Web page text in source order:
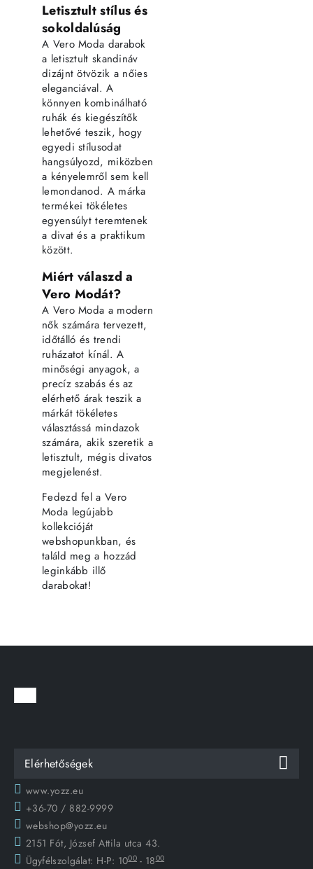
Letisztult stílus és
sokoldalúság
A Vero Moda darabok
a letisztult skandináv
dizájnt ötvözik a nőies
eleganciával. A
könnyen kombinálható
ruhák és kiegészítők
lehetővé teszik, hogy
egyedi stílusodat
hangsúlyozd, miközben
a kényelemről sem kell
lemondanod. A márka
termékei tökéletes
egyensúlyt teremtenek
a divat és a praktikum
között.
Miért válaszd a
Vero Modát?
A Vero Moda a modern
nők számára tervezett,
időtálló és trendi
ruházatot kínál. A
minőségi anyagok, a
precíz szabás és az
elérhető árak teszik a
márkát tökéletes
választássá mindazok
számára, akik szeretik a
letisztult, mégis divatos
megjelenést.
Fedezd fel a Vero
Moda legújabb
kollekcióját
webshopunkban, és
találd meg a hozzád
leginkább illő
darabokat!
Elérhetőségek
www.yozz.eu
+36-70 / 882-9999
webshop@yozz.eu
2151 Fót, József Attila utca 43.
Ügyfélszolgálat: H-P: 1000 - 1800